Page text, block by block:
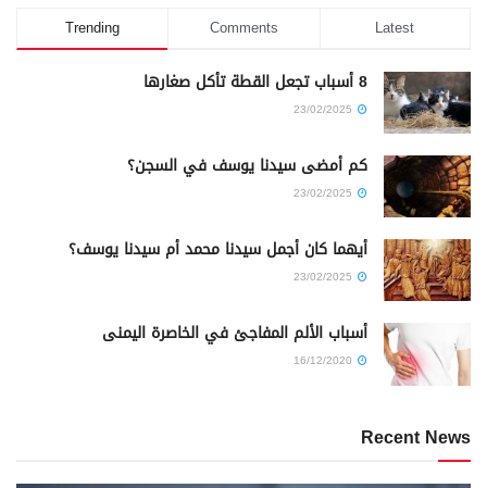
Trending Comments Latest
8 أسباب تجعل القطة تأكل صغارها
كم أمضى سيدنا يوسف في السجن؟
أيهما كان أجمل سيدنا محمد أم سيدنا يوسف؟
أسباب الألم المفاجئ في الخاصرة اليمنى
Recent News